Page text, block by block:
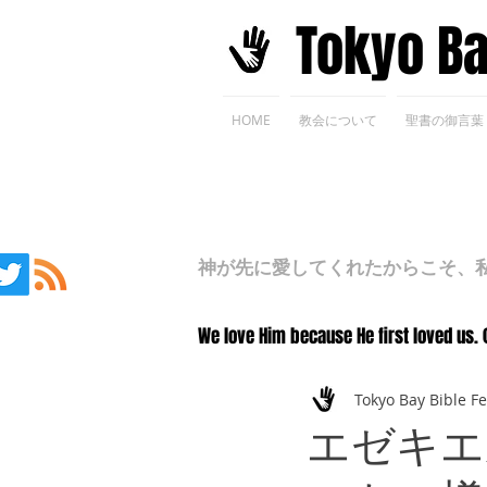
​Tokyo
HOME 教会について 聖書の御言葉
神が先に愛してくれたからこそ、
We love Him because He first loved us.
エゼキ
Tokyo Bay Bible